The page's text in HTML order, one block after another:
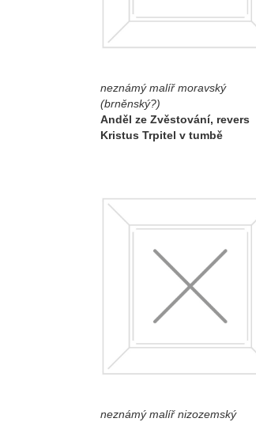
neznámý malíř moravský
(brněnský?)
Anděl ze Zvěstování, revers
Kristus Trpitel v tumbě
neznámý malíř nizozemský